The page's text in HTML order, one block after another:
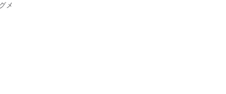
メ